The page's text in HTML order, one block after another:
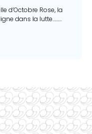
d’Octobre Rose, la
dans la lutte………